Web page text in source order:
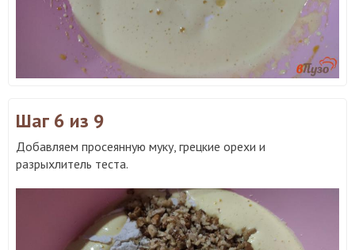
Шаг 6 из 9
Добавляем просеянную муку, грецкие орехи и
разрыхлитель теста.